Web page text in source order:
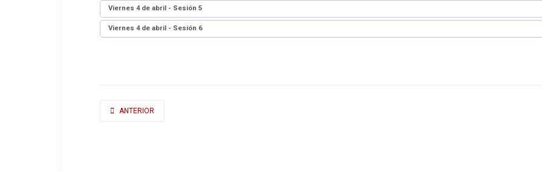
Viernes 4 de abril - Sesión 5
Viernes 4 de abril - Sesión 6
ARTÍCULO ANTERIOR: 3ER COLOQUIO INTERNACIONAL BIMAB 2025
ANTERIOR